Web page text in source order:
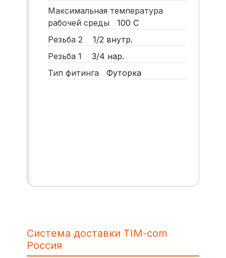
Максимальная температура
рабочей среды
100 С
Резьба 2
1/2 внутр.
Резьба 1
3/4 нар.
Тип фитинга
Футорка
Система доставки TIM-com
Россия